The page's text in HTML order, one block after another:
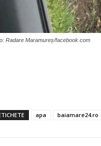
Radare Maramureș/facebook.com
apa baiamare24.ro